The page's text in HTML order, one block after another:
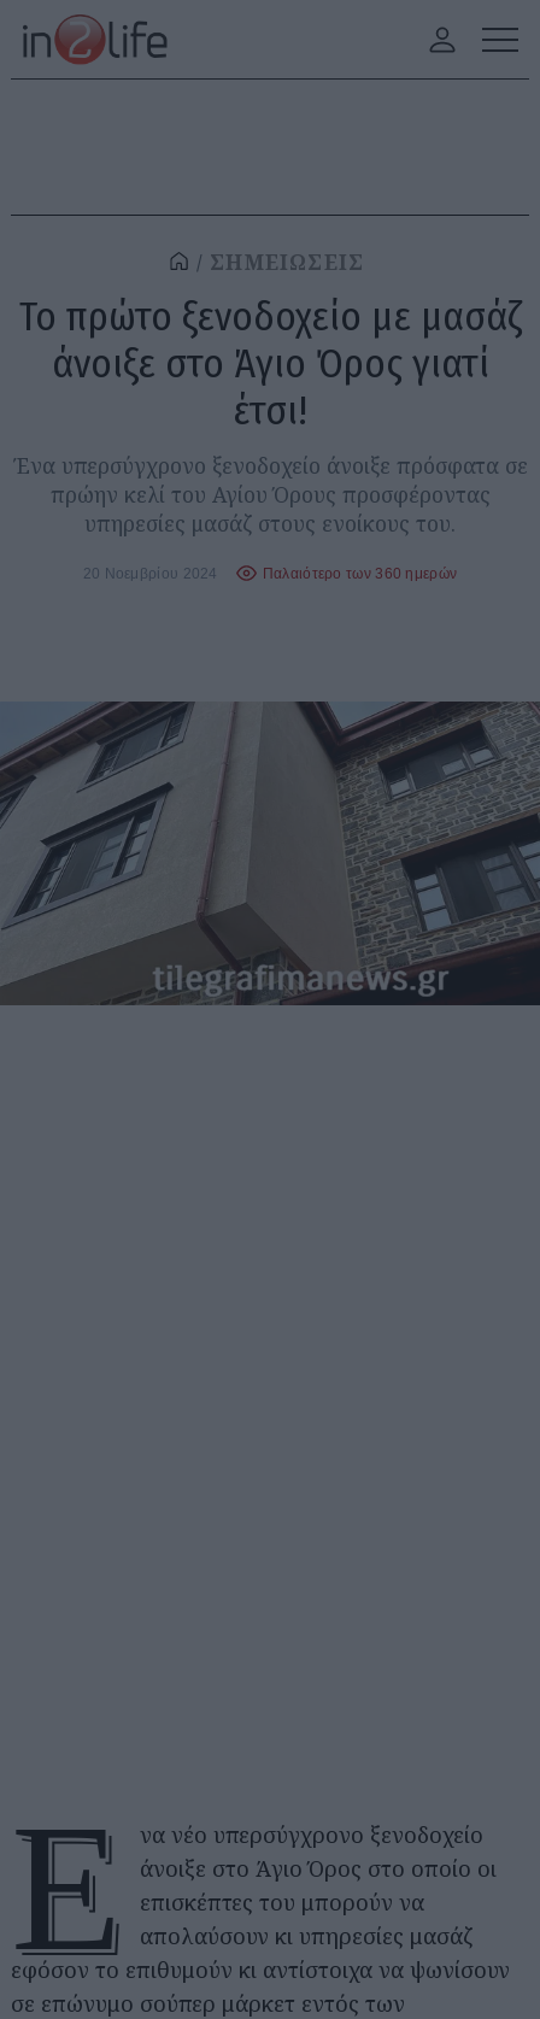
ΣΗΜΕΙΩΣΕΙΣ
Το πρώτο ξενοδοχείο με μασάζ
άνοιξε στο Άγιο Όρος γιατί
έτσι!
Ένα υπερσύγχρονο ξενοδοχείο άνοιξε πρόσφατα σε
πρώην κελί του Αγίου Όρους προσφέροντας
υπηρεσίες μασάζ στους ενοίκους του.
20 Νοεμβρίου 2024 Παλαιότερο των 360 ημερών
Έ
να νέο υπερσύγχρονο ξενοδοχείο
άνοιξε στο Άγιο Όρος στο οποίο οι
επισκέπτες του μπορούν να
απολαύσουν κι υπηρεσίες μασάζ
εφόσον το επιθυμούν κι αντίστοιχα να ψωνίσουν
σε επώνυμο σούπερ μάρκετ εντός των